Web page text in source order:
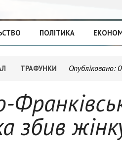
ПОЛІТИКА
ТРАФУНКИ Опубліковано:
збив